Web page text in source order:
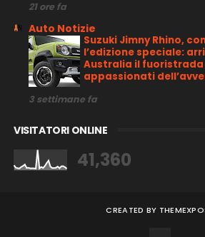
21 ore fa
Auto Notizie
Suzuki Jimny Rhino,
l’edizione speciale:
Australia il
appassionati
3 settimane fa
VISITATORI ONLINE
41,360
CREATED BY